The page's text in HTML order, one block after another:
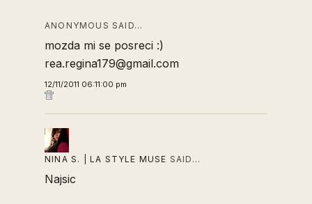
ANONYMOUS SAID…
mozda mi se posreci :)
rea.regina179@gmail.com
12/11/2011 06:11:00 pm
NINA S. | LA STYLE MUSE SAID…
Najsic